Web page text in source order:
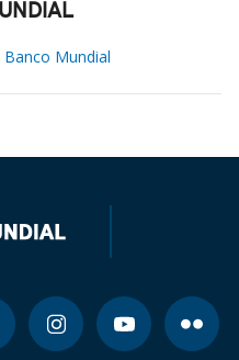
Mundial